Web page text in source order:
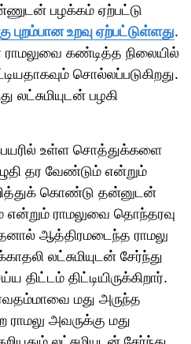
பழக்கம் ஏற்பட்டு
புறம்பான உறவு ஏற்பட்டுள்ளது.
கண்டித்த நிலையில்
சொல்லப்படுகிறது.
லட்சுமியுடன் பழகி
உள்ள சொத்துக்களை
தர வேண்டும் என்றும்
கொண்டு தன்னுடன்
என்றும் ராமலுவை தொந்தரவு
ஆத்திரமடைந்த ராமலு
லட்சுமியுடன் சேர்ந்து
திட்டியிருக்கிறார்.
மது அருந்த
அவருக்கு மது